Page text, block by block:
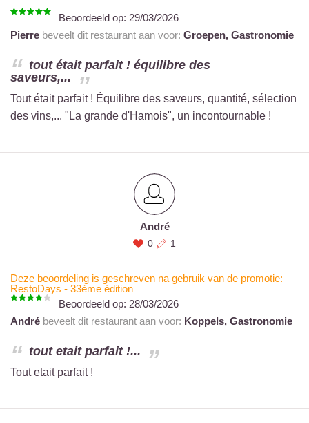
Beoordeeld op: 29/03/2026
Pierre beveelt dit restaurant aan voor: Groepen, Gastronomie
tout était parfait ! équilibre des
saveurs,...
Tout était parfait ! Équilibre des saveurs, quantité, sélection
des vins,... "La grande d'Hamois", un incontournable !
André
0 1
Deze beoordeling is geschreven na gebruik van de promotie:
RestoDays - 33ème édition
Beoordeeld op: 28/03/2026
André beveelt dit restaurant aan voor: Koppels, Gastronomie
tout etait parfait !...
Tout etait parfait !